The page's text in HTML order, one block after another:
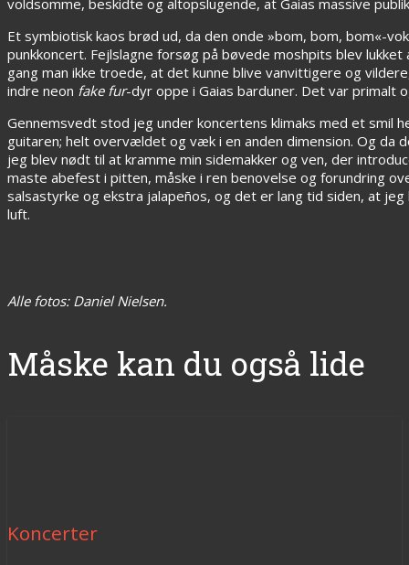
Et symbiotisk kaos brød ud, da den onde »bom, bom, bom«-
punkkoncert. Fejlslagne forsøg på bøvede moshpits blev
gang man ikke troede, at det kunne blive vanvittigere og
indre neon fake fur-dyr oppe i Gaias barduner. Det var primalt
Gennemsvedt stod jeg under koncertens klimaks med et smil
guitaren; helt overvældet og væk i en anden dimension. Og da
jeg blev nødt til at kramme min sidemakker og ven, der
maste abefest i pitten, måske i ren benovelse og forundring
salsastyrke og ekstra jalapeños, og det er lang tid siden, at
luft.
Alle fotos: Daniel Nielsen.
Måske kan du også lide
Koncerter